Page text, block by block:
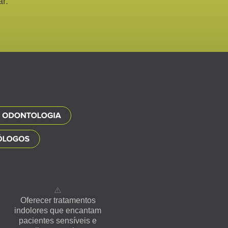
⚠️
Oferecer tratamentos
indolores que encantam
pacientes sensíveis e